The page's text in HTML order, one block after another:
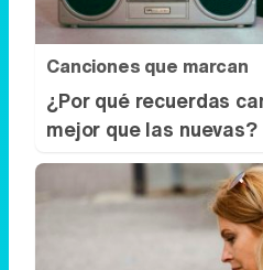
Canciones que marcan
¿Por qué recuerdas
mejor que las nuevas?